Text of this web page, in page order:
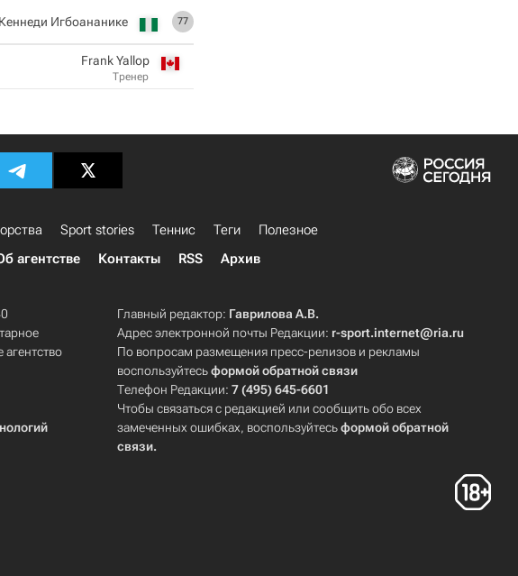
77
Кеннеди Игбоананике
Frank Yallop
Тренер
Sport stories Теннис Теги
Полезное
агентстве Контакты RSS Архив
Главный редактор: Гаврилова А.В.
Адрес электронной почты Редакции: r-sport.internet@ria.ru
По вопросам размещения пресс-релизов и рекламы
воспользуйтесьформой обратной связи
Телефон Редакции:7 (495) 645-6601
Чтобы связаться с редакцией или сообщить обо всех
замеченных ошибках, воспользуйтесьформой обратной
связи.